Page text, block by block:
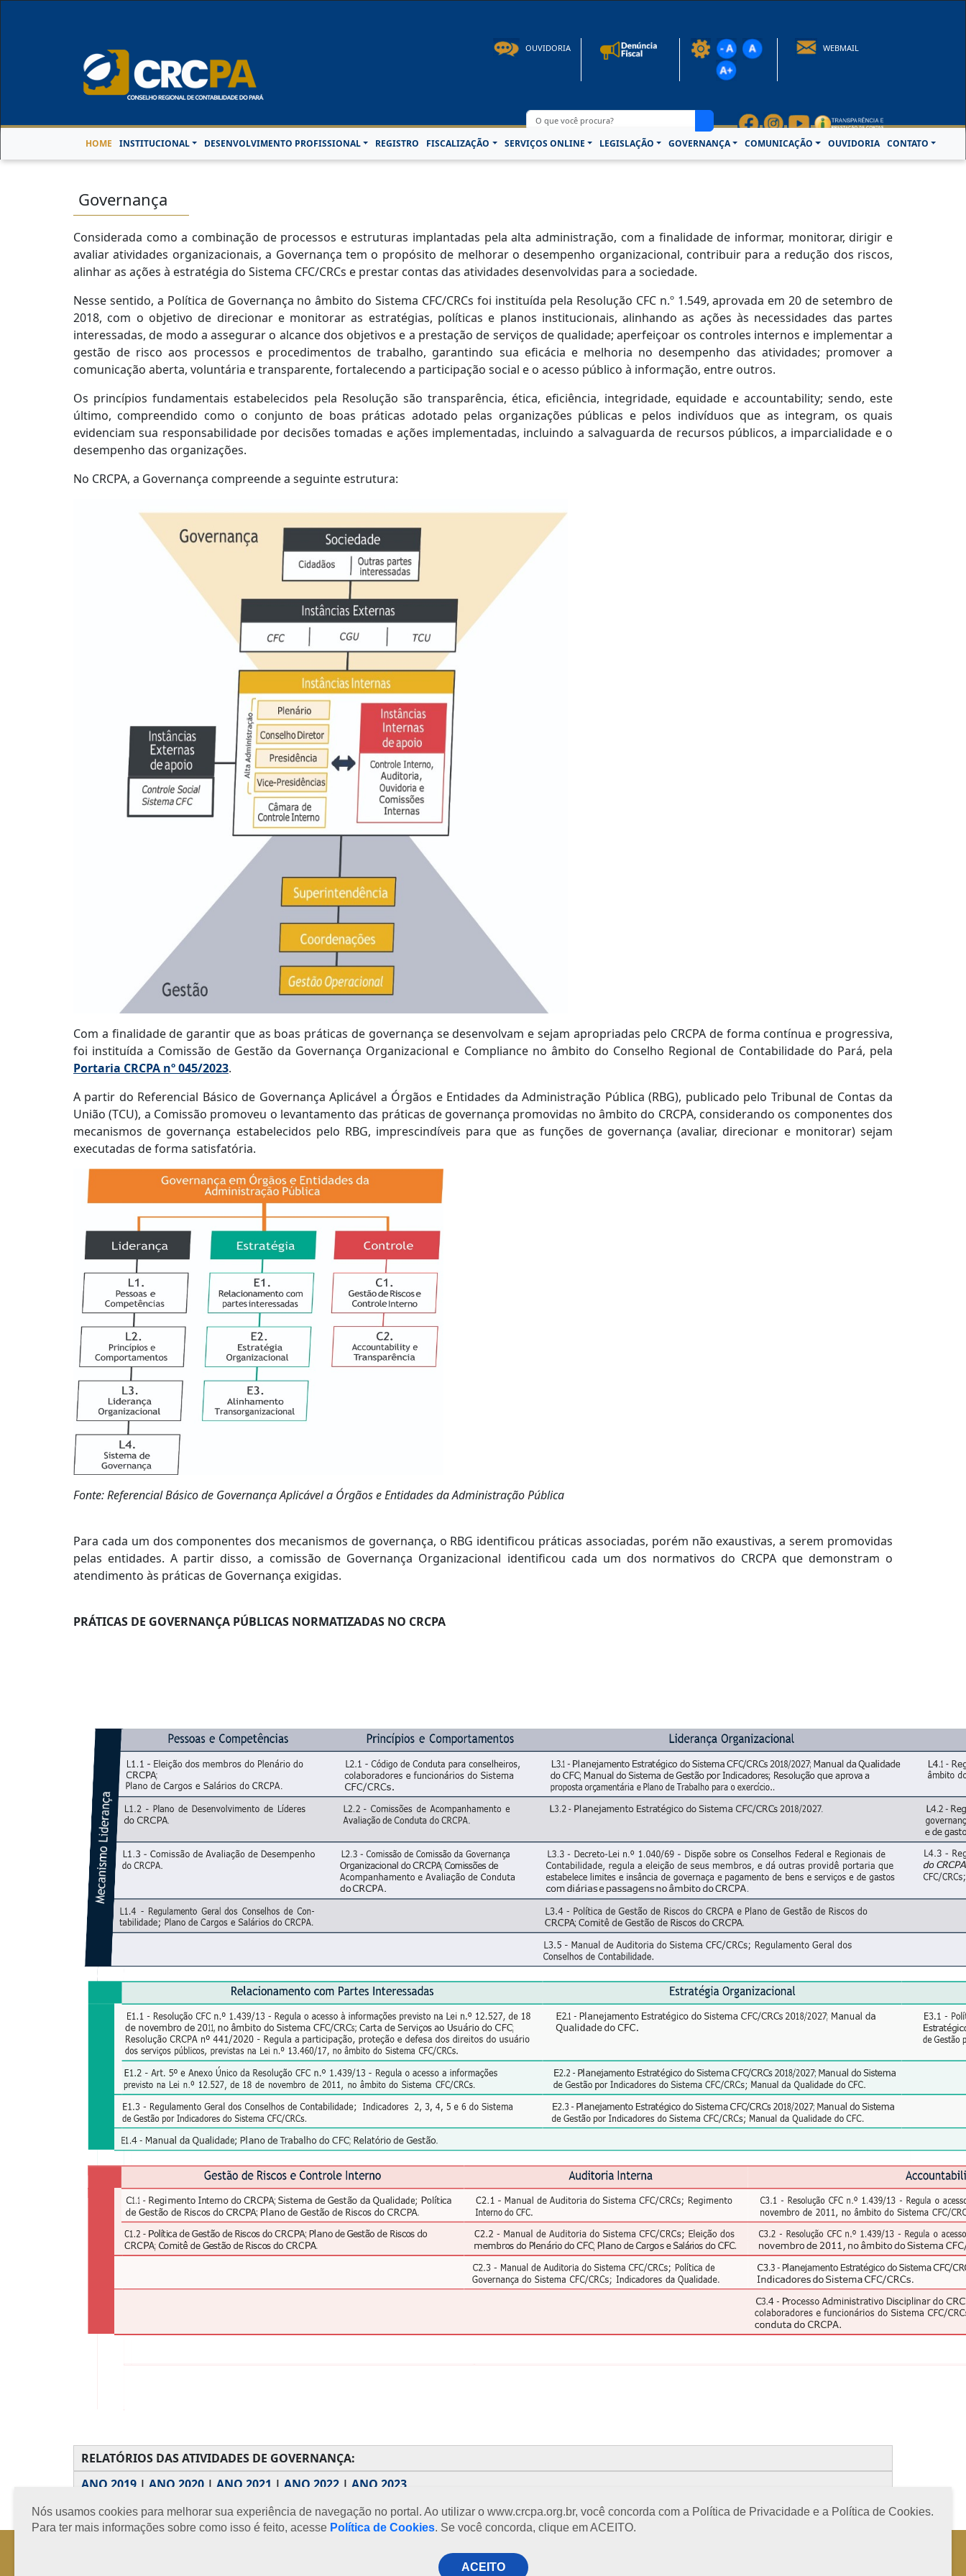
OUVIDORIA WEBMAIL
HOME INSTITUCIONAL DESENVOLVIMENTO PROFISSIONAL REGISTRO FISCALIZAÇÃO SERVIÇOS ONLINE LEGISLAÇÃO GOVERNANÇA COMUNICAÇÃO OUVIDORIA CONTATO
Governança
Considerada como a combinação de processos e estruturas implantadas pela alta administração, com a finalidade de informar, monitorar, dirigir e
avaliar atividades organizacionais, a Governança tem o propósito de melhorar o desempenho organizacional, contribuir para a redução dos riscos,
alinhar as ações à estratégia do Sistema CFC/CRCs e prestar contas das atividades desenvolvidas para a sociedade.
Nesse sentido, a Política de Governança no âmbito do Sistema CFC/CRCs foi instituída pela Resolução CFC n.º 1.549, aprovada em 20 de setembro de
2018, com o objetivo de direcionar e monitorar as estratégias, políticas e planos institucionais, alinhando as ações às necessidades das partes
interessadas, de modo a assegurar o alcance dos objetivos e a prestação de serviços de qualidade; aperfeiçoar os controles internos e implementar a
gestão de risco aos processos e procedimentos de trabalho, garantindo sua eficácia e melhoria no desempenho das atividades; promover a
comunicação aberta, voluntária e transparente, fortalecendo a participação social e o acesso público à informação, entre outros.
Os princípios fundamentais estabelecidos pela Resolução são transparência, ética, eficiência, integridade, equidade e accountability; sendo, este
último, compreendido como o conjunto de boas práticas adotado pelas organizações públicas e pelos indivíduos que as integram, os quais
evidenciam sua responsabilidade por decisões tomadas e ações implementadas, incluindo a salvaguarda de recursos públicos, a imparcialidade e o
desempenho das organizações.
No CRCPA, a Governança compreende a seguinte estrutura:
Com a finalidade de garantir que as boas práticas de governança se desenvolvam e sejam apropriadas pelo CRCPA de forma contínua e progressiva,
foi instituída a Comissão de Gestão da Governança Organizacional e Compliance no âmbito do Conselho Regional de Contabilidade do Pará, pela
Portaria CRCPA nº 045/2023.
A partir do Referencial Básico de Governança Aplicável a Órgãos e Entidades da Administração Pública (RBG), publicado pelo Tribunal de Contas da
União (TCU), a Comissão promoveu o levantamento das práticas de governança promovidas no âmbito do CRCPA, considerando os componentes dos
mecanismos de governança estabelecidos pelo RBG, imprescindíveis para que as funções de governança (avaliar, direcionar e monitorar) sejam
executadas de forma satisfatória.
Fonte: Referencial Básico de Governança Aplicável a Órgãos e Entidades da Administração Pública
Para cada um dos componentes dos mecanismos de governança, o RBG identificou práticas associadas, porém não exaustivas, a serem promovidas
pelas entidades. A partir disso, a comissão de Governança Organizacional identificou cada um dos normativos do CRCPA que demonstram o
atendimento às práticas de Governança exigidas.
PRÁTICAS DE GOVERNANÇA PÚBLICAS NORMATIZADAS NO CRCPA
RELATÓRIOS DAS ATIVIDADES DE GOVERNANÇA:
ANO 2019 | ANO 2020 | ANO 2021 | ANO 2022 | ANO 2023
Nós usamos cookies para melhorar sua experiência de navegação no portal. Ao utilizar o www.crcpa.org.br, você concorda com a Política de Privacidade e a Política de Cookies.
Para ter mais informações sobre como isso é feito, acesse Política de Cookies. Se você concorda, clique em ACEITO.
ACEITO